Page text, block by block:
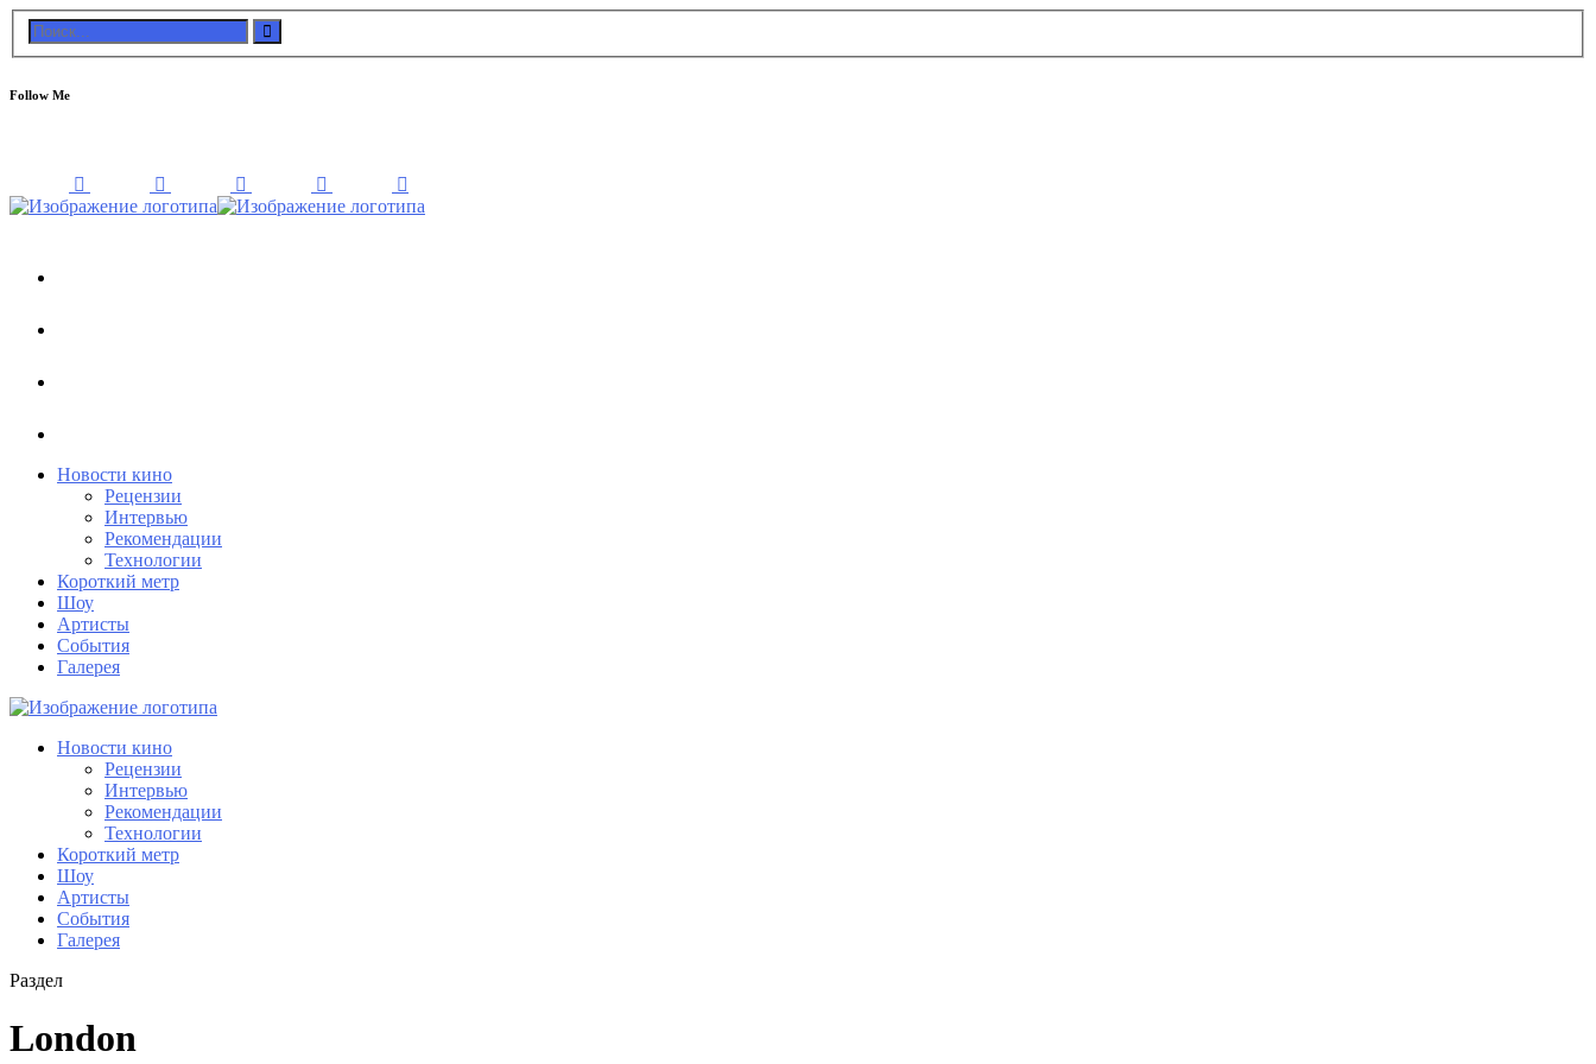
Follow Me
Новости кино
Рецензии
Интервью
Рекомендации
Технологии
Короткий метр
Шоу
Артисты
События
Галерея
Новости кино
Рецензии
Интервью
Рекомендации
Технологии
Короткий метр
Шоу
Артисты
События
Галерея
Раздел
London